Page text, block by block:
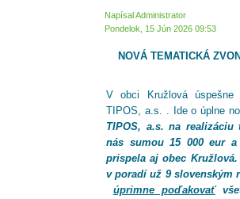
Napísal Administrator
Pondelok, 15 Jún 2026 09:53
NOVÁ TEMATICKÁ
V obci Kružlová úspešne
TIPOS, a.s. . Ide o úplne
TIPOS, a.s. na
nás sumou 15 000 eur
prispela aj obec
v poradí už 9 slovenským
úprimne poďakovať